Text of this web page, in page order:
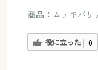
商品： ムテキバリ
役に立った 0